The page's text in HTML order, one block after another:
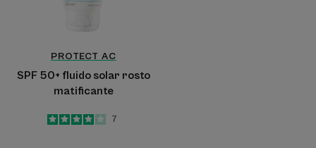
PROTECT AC
SPF 50+ fluido solar rosto
matificante
4
/
5
7